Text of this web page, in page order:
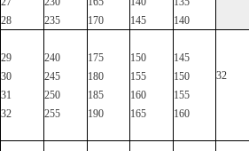
28
235
170
145
140
29
30
31
32
240
245
250
255
175
180
185
190
150
155
160
165
145
150
155
160
32